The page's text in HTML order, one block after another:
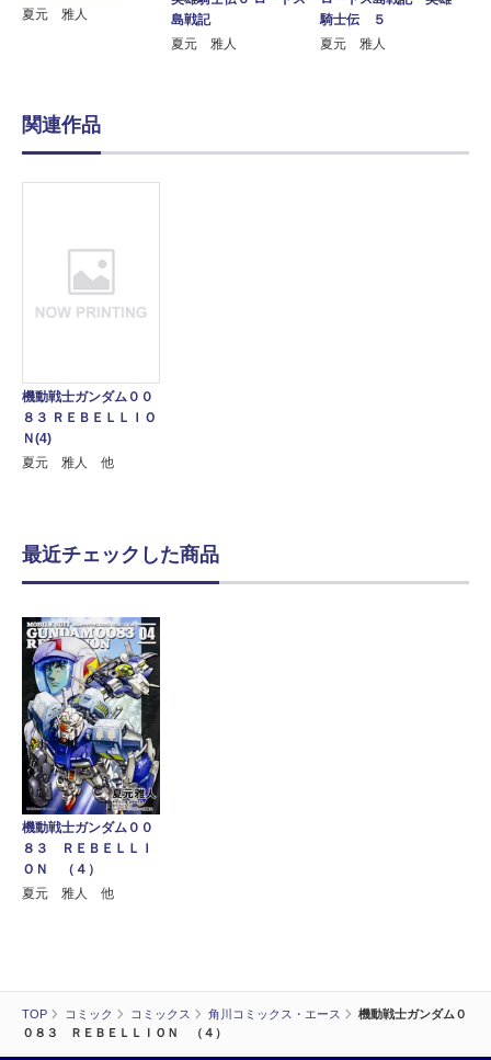
TOP コミック コミックス 角川コミックス・エース
機動戦士ガンダム０
０８３ ＲＥＢＥＬＬＩＯＮ （４）
夏元 雅人
島戦記
夏元 雅人
騎士伝 ５
夏元 雅人
関連作品
機動戦士ガンダム００
８３ ＲＥＢＥＬＬＩＯ
Ｎ(4)
夏元 雅人 他
最近チェックした商品
機動戦士ガンダム００
８３ ＲＥＢＥＬＬＩ
ＯＮ （４）
夏元 雅人 他